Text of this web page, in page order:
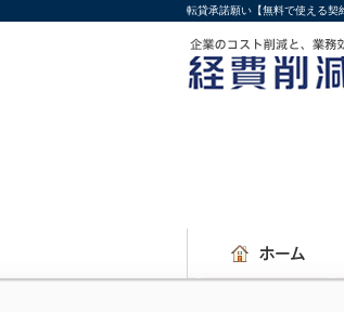
転貸承諾願い【無料で使える契